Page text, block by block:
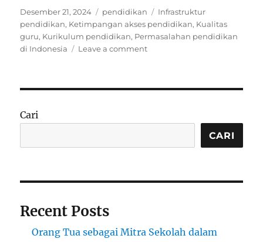
Posted
on
Desember 21, 2024 Categories
pendidikan Tags
Infrastruktur
pendidikan, Ketimpangan akses pendidikan, Kualitas
guru, Kurikulum pendidikan, Permasalahan pendidikan
di Indonesia
Leave a commenton
yang
Diatasi
Cari
CARI
Recent Posts
Orang Tua sebagai Mitra Sekolah dalam